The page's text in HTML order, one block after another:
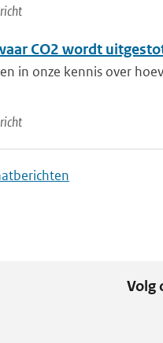
CO2 wordt
in onze kennis over
Volg